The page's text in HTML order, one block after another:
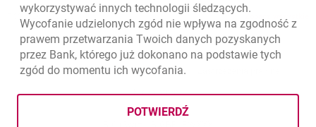
7.08.2026, 12:53:25
Ochrona danychotwiera się w nowej karcie
Ustawieniacookies
Mapa stronyotwiera się w nowej karcie
wykorzystywać innych technologii śledzących.
Wycofanie udzielonych zgód nie wpływa na zgodność z
prawem przetwarzania Twoich danych pozyskanych
przez Bank, którego już dokonano na podstawie tych
zgód do momentu ich wycofania.
POTWIERDŹ